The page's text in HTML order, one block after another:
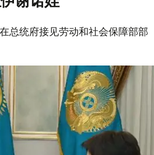
总统府接见劳动和社会保障部部